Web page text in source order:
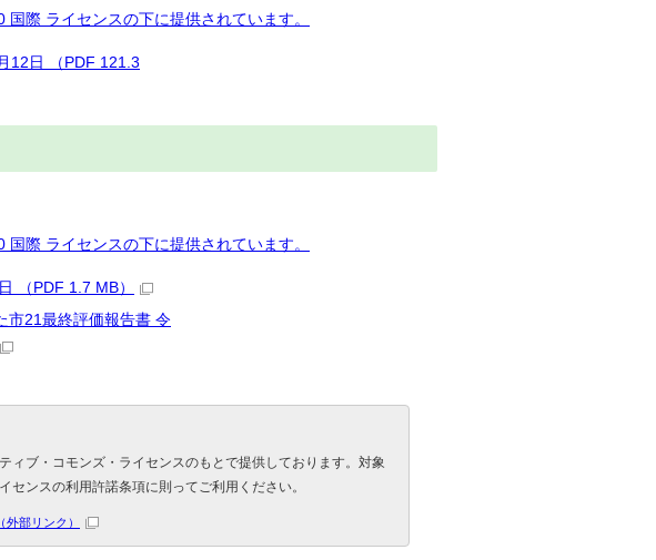
際 ライセンスの下に提供されています。
12日 （PDF 121.3
際 ライセンスの下に提供されています。
（PDF 1.7 MB）
市21最終評価報告書 令
ィブ・コモンズ・ライセンスのもとで提供しております。対象
ンスの利用許諾条項に則ってご利用ください。
（外部リンク）